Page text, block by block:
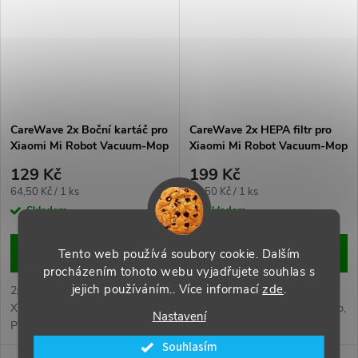
Tento web používá soubory cookie. Dalším
procházením tohoto webu vyjadřujete souhlas s
jejich používáním.. Více informacízde.
Nastavení
Souhlasím
CareWave 2x Boční kartáč pro
Xiaomi Mi Robot Vacuum-Mop
129 Kč
Měrná
cena:
64,50 Kč / 1 ks
Skladem
DO KOŠÍKU
2x boční kartáč CareWave. Pro
Xiaomi Mi Robot Vacuum-Mop
Pro, Viomi SE/V2/V3, Cecotec
Conga a další, efektivní čištění
CareWave 2x HEPA filtr pro
Xiaomi Mi Robot Vacuum-Mop
199 Kč
Měrná
cena:
99,50 Kč / 1 ks
Skladem
DO KOŠÍKU
2x HEPA filtr CareWave. Pro
Xiaomi Mi Robot Vacuum-Mop,
Viomi SE/V2/V3, S10/S12 a
další, efektivní filtrace prachu a